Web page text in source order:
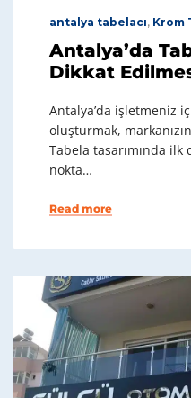
antalya tabelacı, Krom
Antalya’da
Dikkat
Antalya’da işletmeniz
oluşturmak,
Tabela tasarımında
nokta…
Read more